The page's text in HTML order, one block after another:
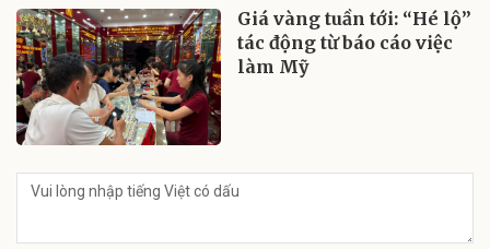
Giá vàng tuần tới: “Hé lộ”
tác động từ báo cáo việc
làm Mỹ